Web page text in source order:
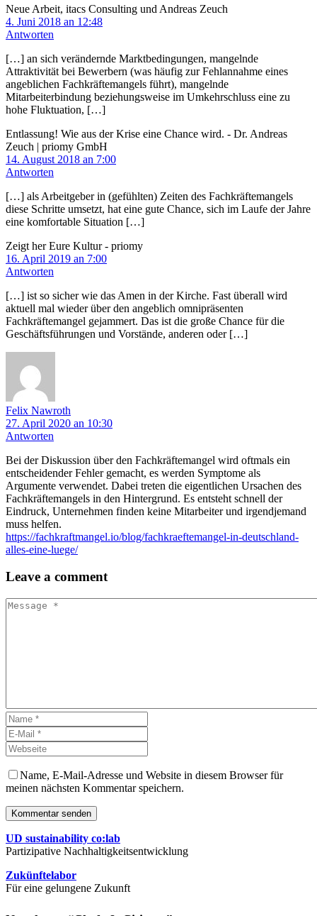
Neue Arbeit, itacs Consulting und Andreas Zeuch
4. Juni 2018 an 12:48
Antworten
[…] an sich verändernde Marktbedingungen, mangelnde
Attraktivität bei Bewerbern (was häufig zur Fehlannahme eines
angeblichen Fachkräftemangels führt), mangelnde
Mitarbeiterbindung beziehungsweise im Umkehrschluss eine zu
hohe Fluktuation, […]
Entlassung! Wie aus der Krise eine Chance wird. - Dr. Andreas
Zeuch | priomy GmbH
14. August 2018 an 7:00
Antworten
[…] als Arbeitgeber in (gefühlten) Zeiten des Fachkräftemangels
diese Schritte umsetzt, hat eine gute Chance, sich im Laufe der Jahre
eine komfortable Situation […]
Zeigt her Eure Kultur - priomy
16. April 2019 an 7:00
Antworten
[…] ist so sicher wie das Amen in der Kirche. Fast überall wird
aktuell mal wieder über den angeblich omnipräsenten
Fachkräftemangel gejammert. Das ist die große Chance für die
Geschäftsführungen und Vorstände, anderen oder […]
Felix Nawroth
27. April 2020 an 10:30
Antworten
Bei der Diskussion über den Fachkräftemangel wird oftmals ein
entscheidender Fehler gemacht, es werden Symptome als
Argumente verwendet. Dabei treten die eigentlichen Ursachen des
Fachkräftemangels in den Hintergrund. Es entsteht schnell der
Eindruck, Unternehmen finden keine Mitarbeiter und irgendjemand
muss helfen.
https://fachkraftmangel.io/blog/fachkraeftemangel-in-deutschland-
alles-eine-luege/
Leave a comment
Name, E-Mail-Adresse und Website in diesem Browser für
meinen nächsten Kommentar speichern.
Kommentar senden
UD sustainability co:lab
Partizipative Nachhaltigkeitsentwicklung
Zukünftelabor
Für eine gelungene Zukunft